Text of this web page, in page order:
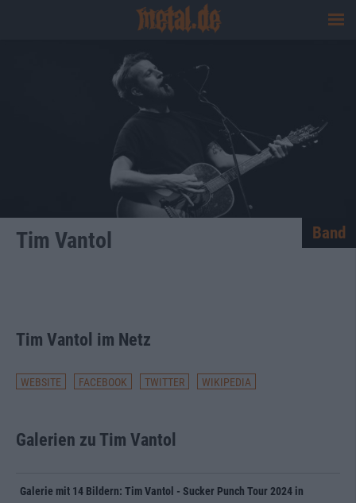
Tim Vantol Band
Tim Vantol im Netz
WEBSITE FACEBOOK TWITTER WIKIPEDIA
Galerien zu Tim Vantol
Galerie mit 14 Bildern: Tim Vantol - Sucker Punch Tour 2024 in